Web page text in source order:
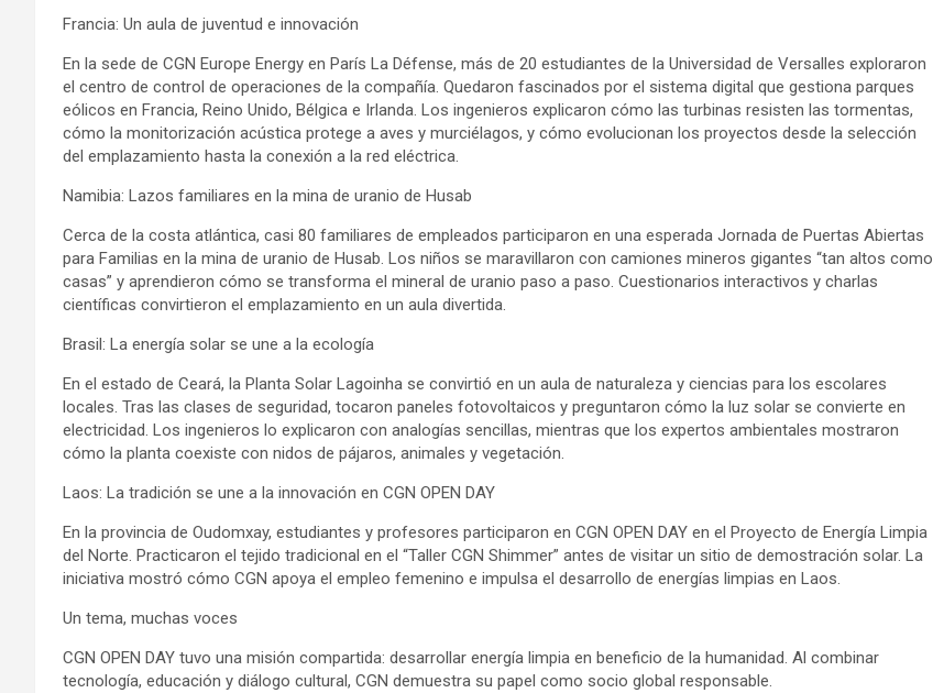
Francia: Un aula de juventud e innovación
En la sede de CGN Europe Energy en París La Défense, más de 20 estudiantes de la Universidad de Versalles exploraron
el centro de control de operaciones de la compañía. Quedaron fascinados por el sistema digital que gestiona parques
eólicos en Francia, Reino Unido, Bélgica e Irlanda. Los ingenieros explicaron cómo las turbinas resisten las tormentas,
cómo la monitorización acústica protege a aves y murciélagos, y cómo evolucionan los proyectos desde la selección
del emplazamiento hasta la conexión a la red eléctrica.
Namibia: Lazos familiares en la mina de uranio de Husab
Cerca de la costa atlántica, casi 80 familiares de empleados participaron en una esperada Jornada de Puertas Abiertas
para Familias en la mina de uranio de Husab. Los niños se maravillaron con camiones mineros gigantes “tan altos como
casas” y aprendieron cómo se transforma el mineral de uranio paso a paso. Cuestionarios interactivos y charlas
científicas convirtieron el emplazamiento en un aula divertida.
Brasil: La energía solar se une a la ecología
En el estado de Ceará, la Planta Solar Lagoinha se convirtió en un aula de naturaleza y ciencias para los escolares
locales. Tras las clases de seguridad, tocaron paneles fotovoltaicos y preguntaron cómo la luz solar se convierte en
electricidad. Los ingenieros lo explicaron con analogías sencillas, mientras que los expertos ambientales mostraron
cómo la planta coexiste con nidos de pájaros, animales y vegetación.
Laos: La tradición se une a la innovación en CGN OPEN DAY
En la provincia de Oudomxay, estudiantes y profesores participaron en CGN OPEN DAY en el Proyecto de Energía Limpia
del Norte. Practicaron el tejido tradicional en el “Taller CGN Shimmer” antes de visitar un sitio de demostración solar. La
iniciativa mostró cómo CGN apoya el empleo femenino e impulsa el desarrollo de energías limpias en Laos.
Un tema, muchas voces
CGN OPEN DAY tuvo una misión compartida: desarrollar energía limpia en beneficio de la humanidad. Al combinar
tecnología, educación y diálogo cultural, CGN demuestra su papel como socio global responsable.